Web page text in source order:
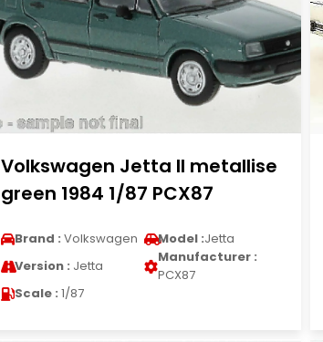
Volkswagen Jetta II metallise
green 1984 1/87 PCX87
Brand : Volkswagen Model :Jetta
Version : Jetta
Manufacturer :
PCX87
Scale : 1/87